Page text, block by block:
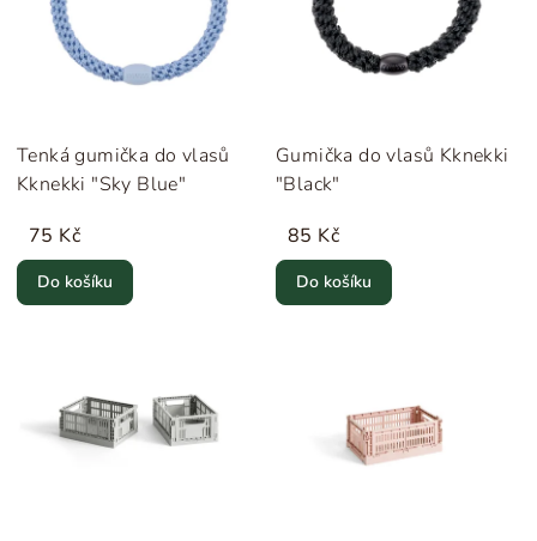
Tenká gumička do vlasů
Kknekki "Sky Blue"
75 Kč
Do košíku
Gumička do vlasů Kknekki
"Black"
85 Kč
Do košíku